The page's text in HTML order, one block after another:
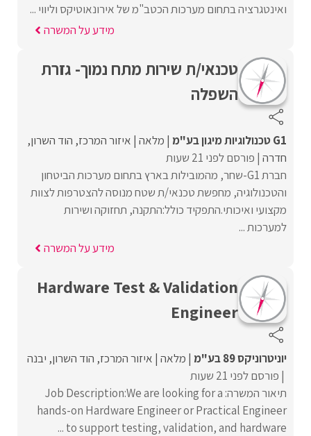
ואינטגרציה בתחום מערכות הכטב"מ של אירונאוטיקס וליווי ...
מידע על המשרה
טכנאי/ת שירות מתח נמוך- גזרת
השפלה
G1 טכנולוגיות מיגון בע"מ מלאה איזור המרכז הוד השרון
חדרה פורסם לפני 21 שעות
חברת G1-שחר, מהמובילות בארץ בתחום מערכות הביטחון
והטכנולוגיה, מחפשת טכנאי/ת שטח מנוסה להצטרפות לצוות
מקצועי ואיכותי.התפקיד כולל:התקנה, תחזוקה ושירות
למערכות ...
מידע על המשרה
Hardware Test & Validation
Engineer
יוניטרוניקס 89 בע"מ מלאה איזור המרכז הוד השרון יבנה
פורסם לפני 21 שעות
תיאור המשרה: Job Description:We are looking for a
hands-on Hardware Engineer or Practical Engineer
to support testing, validation, and hardware ...